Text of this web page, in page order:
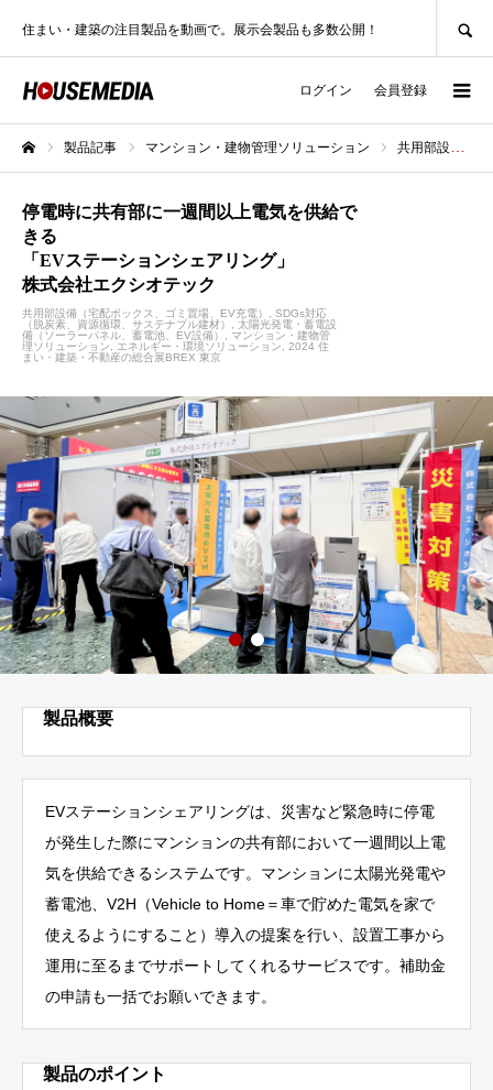
住まい・建築の注目製品を動画で。展示会製品も多数公開！
ログイン 会員登録
製品記事 マンション・建物管理ソリューション 共用部設備（宅配ボックス、ゴミ置場、EV充電）
停電時に共有部に一週間以上電気を供給で
きる
「EVステーションシェアリング」
株式会社エクシオテック
共用部設備（宅配ボックス、ゴミ置場、EV充電）
SDGs対応
（脱炭素、資源循環、サステナブル建材）
太陽光発電・蓄電設
備（ソーラーパネル、蓄電池、EV設備）
マンション・建物管
理ソリューション
エネルギー・環境ソリューション
2024 住
まい・建築・不動産の総合展BREX 東京
製品概要
EVステーションシェアリングは、災害など緊急時に停電
が発生した際にマンションの共有部において一週間以上電
気を供給できるシステムです。マンションに太陽光発電や
蓄電池、V2H（Vehicle to Home＝車で貯めた電気を家で
使えるようにすること）導入の提案を行い、設置工事から
運用に至るまでサポートしてくれるサービスです。補助金
の申請も一括でお願いできます。
製品のポイント